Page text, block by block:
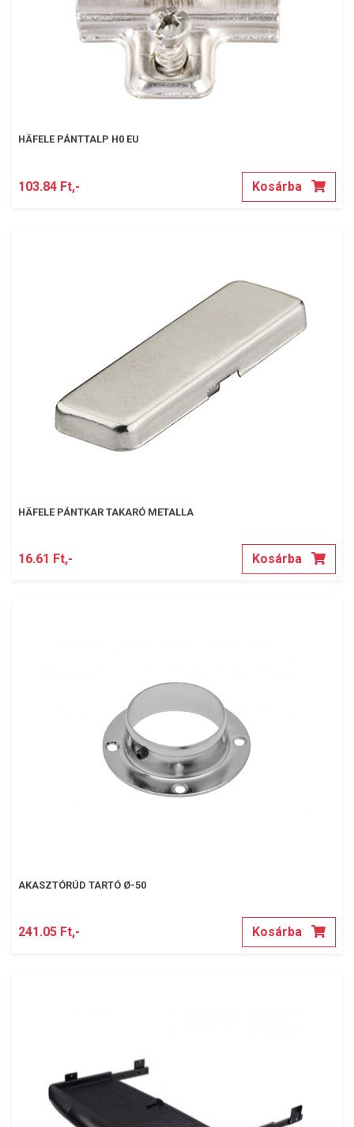
HÄFELE PÁNTTALP H0 EU
103.84 Ft,- Kosárba
HÄFELE PÁNTKAR TAKARÓ METALLA
16.61 Ft,- Kosárba
AKASZTÓRÚD TARTÓ Ø-50
241.05 Ft,- Kosárba